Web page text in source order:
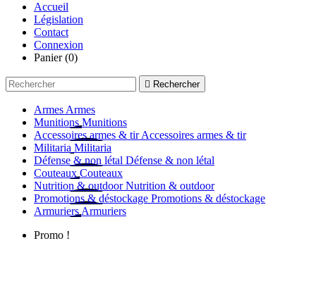
Accueil
Législation
Contact
Connexion
Panier (0)
 Rechercher
Armes Armes
Munitions Munitions
Accessoires armes & tir Accessoires armes & tir
Militaria Militaria
Défense & non létal Défense & non létal
Couteaux Couteaux
Nutrition & outdoor Nutrition & outdoor
Promotions & déstockage Promotions & déstockage
Armuriers Armuriers
Promo !